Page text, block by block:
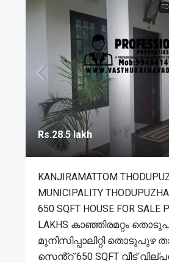
Rs.28.5 lakh
KANJIRAMATTOM
MUNICIPALITY
650 SQFT HOUSE FOR SALE
LAKHS കാഞ്ഞിരമറ്റം
മുനിസിപ്പാലിറ്റി തൊടുപുഴ
സെൻ്റ് 650 SQFT വീട്